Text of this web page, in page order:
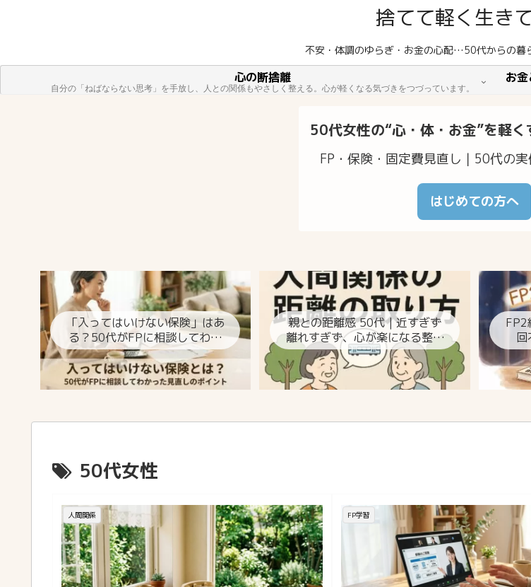
捨てて軽く生き
不安・体調のゆらぎ・お金の心配…50代からの暮
心の断捨離
自分の「ねばならない思考」を手放し、人との関係もやさしく整える。心が軽くなる気づきをつづっています。
お
50代女性の“心・体・お金”を軽
FP・保険・固定費見直し｜50代の
はじめての方へ
「入ってはいけない保険」はあ
る？50代がFPに相談してわか
った見直しのポイント
親との距離感 50代｜近すぎず
離れすぎず、心が楽になる整え
方
FP2
回
50代女性
人間関係 FP学習